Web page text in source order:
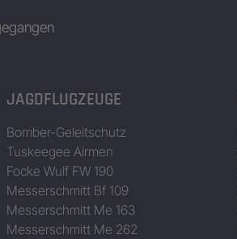
JAGDFLUGZEUGE
Bomber-Geleitschutz
Tuskeegee Airmen
Focke Wulf FW 190
Messerschmitt Bf 109
Messerschmitt Me 163
Messerschmitt Me 262